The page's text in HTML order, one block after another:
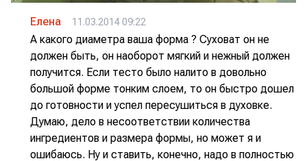
Елена 11.03.2014 09:22
А какого диаметра ваша форма ? Суховат он не
должен быть, он наоборот мягкий и нежный должен
получится. Если тесто было налито в довольно
большой форме тонким слоем, то он быстро дошел
до готовности и успел пересушиться в духовке.
Думаю, дело в несоответствии количества
ингредиентов и размера формы, но может я и
ошибаюсь. Ну и ставить, конечно, надо в полностью